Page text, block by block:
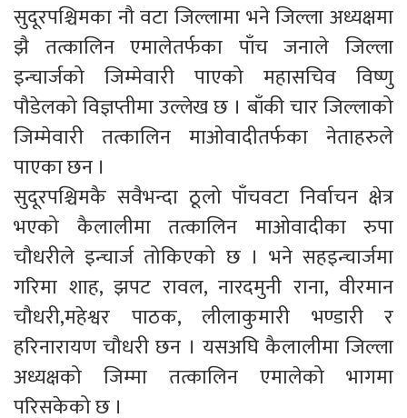
सुदूरपश्चिमका नौ वटा जिल्लामा भने जिल्ला अध्यक्षमा
झै तत्कालिन एमालेतर्फका पाँच जनाले जिल्ला
इन्चार्जको जिम्मेवारी पाएको महासचिव विष्णु
पौडेलको विज्ञप्तीमा उल्लेख छ । बाँकी चार जिल्लाको
जिम्मेवारी तत्कालिन माओवादीतर्फका नेताहरुले
पाएका छन ।
सुदूरपश्चिमकै सवैभन्दा ठूलो पाँचवटा निर्वाचन क्षेत्र
भएको कैलालीमा तत्कालिन माओवादीका रुपा
चौधरीले इन्चार्ज तोकिएको छ । भने सहइन्चार्जमा
गरिमा शाह, झपट रावल, नारदमुनी राना, वीरमान
चौधरी,महेश्वर पाठक, लीलाकुमारी भण्डारी र
हरिनारायण चौधरी छन । यसअघि कैलालीमा जिल्ला
अध्यक्षको जिम्मा तत्कालिन एमालेको भागमा
परिसकेको छ ।